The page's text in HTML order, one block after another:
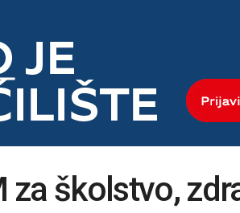
školstvo,